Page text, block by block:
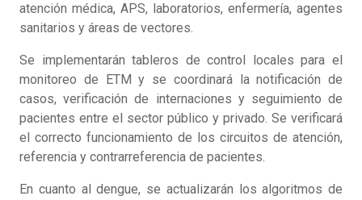
atención médica, APS, laboratorios, enfermería, agentes
sanitarios y áreas de vectores.
Se implementarán tableros de control locales para el
monitoreo de ETM y se coordinará la notificación de
casos, verificación de internaciones y seguimiento de
pacientes entre el sector público y privado. Se verificará
el correcto funcionamiento de los circuitos de atención,
referencia y contrarreferencia de pacientes.
En cuanto al dengue, se actualizarán los algoritmos de